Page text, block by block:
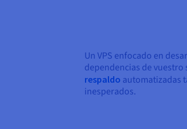
Un VPS enfocado en
dependencias de
respaldo automatizadas
inesperados.